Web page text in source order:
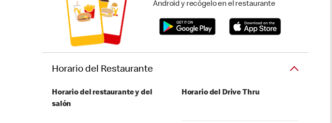
Android y recógelo en el restaurante
Horario del Restaurante
Horario del restaurante y del
salón
Horario del Drive Thru